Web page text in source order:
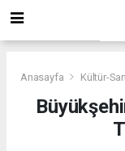
Anasayfa Kültür-